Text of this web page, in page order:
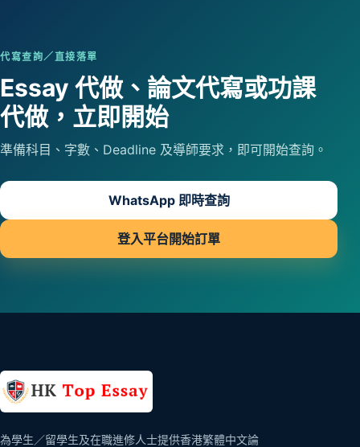
代寫查詢／直接落單
Essay 代做、論文代寫或功課
代做，立即開始
準備科目、字數、Deadline 及導師要求，即可開始查詢。
WhatsApp 即時查詢
登入平台開始訂單
為學生／留學生及在職進修人士提供香港繁體中文論